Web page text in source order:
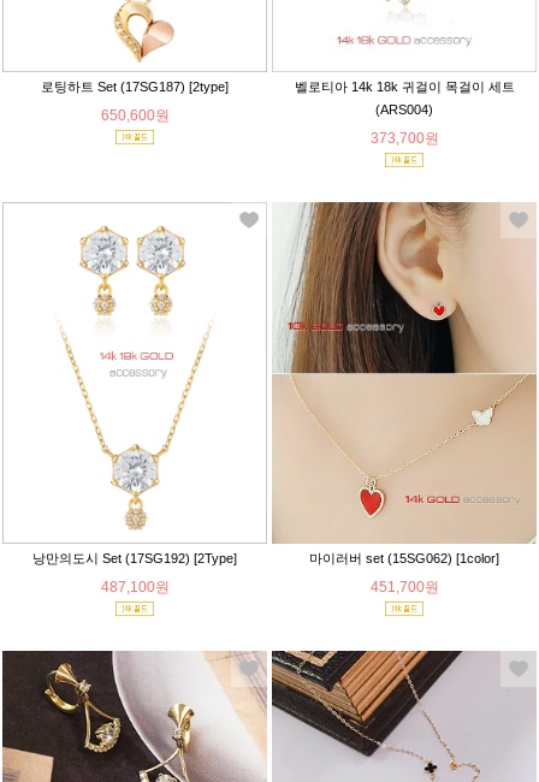
로팅하트 Set (17SG187) [2type]
650,600원
벨로티아 14k 18k 귀걸이 목걸이 세트
(ARS004)
373,700원
낭만의도시 Set (17SG192) [2Type]
487,100원
마이러버 set (15SG062) [1color]
451,700원